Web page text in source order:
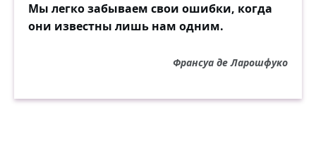
Мы легко забываем свои ошибки, когда
они известны лишь нам одним.
Франсуа де Ларошфуко